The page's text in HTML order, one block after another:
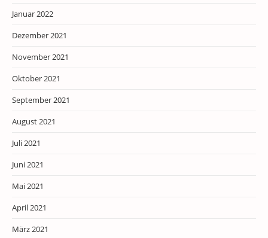
Januar 2022
Dezember 2021
November 2021
Oktober 2021
September 2021
August 2021
Juli 2021
Juni 2021
Mai 2021
April 2021
März 2021